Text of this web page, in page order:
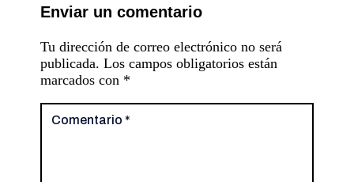
Enviar un comentario
Tu dirección de correo electrónico no será
publicada. Los campos obligatorios están
marcados con *